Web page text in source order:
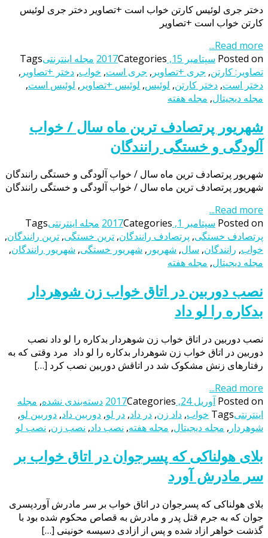
دختر جری لوئیس کارتن‌ خواب است +تصاویر دختر جری لوئیس
کارتن‌ خواب است +تصاویر
Read more...
Posted on سپتامبر 15, 2017 Categories مجله اینترنتیTags
تصاویر: کارتن‌, جری +تصاویر , جری است, خواب, دختر +تصاویر ,
دختر است, دختر کارتن‌, لوئیس, لوئیس +تصاویر , لوئیس است,
مجله دیجیتال, مجله هفته
شهریور پرتصادف ترین ماه سال / خواب
آلودگی و خستگی رانندگان
شهریور پرتصادف ترین ماه سال / خواب آلودگی و خستگی رانندگان
شهریور پرتصادف ترین ماه سال / خواب آلودگی و خستگی رانندگان
Read more...
Posted on سپتامبر 1, 2017 Categories مجله اینترنتیTags
پرتصادف خستگی, پرتصادف رانندگان, ترین خستگی, ترین رانندگان,
خواب, رانندگان, سال, شهریور , شهریور خستگی, شهریور رانندگان,
مجله دیجیتال, مجله هفته
نصب دوربین در اتاق خواب زن شوهردار
بدکاره را لو داد
نصب دوربین در اتاق خواب زن شوهردار بدکاره را لو داد نصب
دوربین در اتاق خواب زن شوهردار بدکاره را لو داد مرد وقتی که به
رفتارهای زنش مشکوک شد در اتاقش دوربین نصب کرد […]
Read more...
Posted on آوریل 24, 2017 Categories دسته‌بندی نشده, مجله
اینترنتیTags خواب, داد زن, در داد, در لو, دوربین داد, دوربین لو,
شوهردار , مجله دیجیتال, مجله هفته, نصب داد, نصب زن, نصب لو
بلای هولناکی که پسرجوان در اتاق خواب بر
سر مادرش آورد
بلای هولناکی که پسرجوان در اتاق خواب بر سر مادرش آوردپسری
جوان که به جرم قتل پدر و مادرش به قصاص محکوم شده بود با
گذشت خواهر ازاد شده و پس از ازادی دسیسه خونینی […]